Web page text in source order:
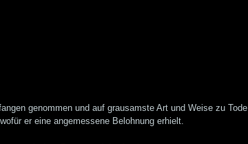
genommen und auf grausamste Art und Weise zu Tode
er eine angemessene Belohnung erhielt.